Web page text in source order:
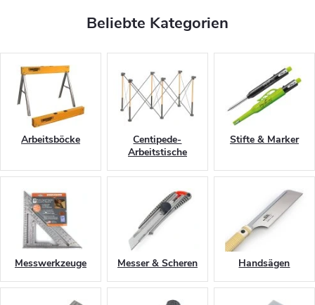
Beliebte Kategorien
Arbeitsböcke
Centipede-
Arbeitstische
Stifte & Marker
Messwerkzeuge Messer & Scheren Handsägen